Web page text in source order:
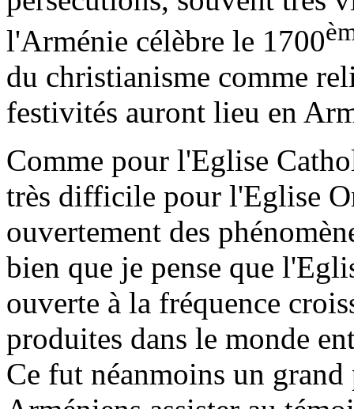
l'Arménie célèbre le 1700
du christianisme comme
festivités auront lieu en
Comme pour l'Eglise
très difficile pour l'Eglise
ouvertement des
bien que je pense que
ouverte à la fréquence
produites dans le monde
Ce fut néanmoins un